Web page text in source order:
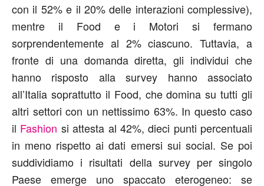
con il 52% e il 20% delle interazioni complessive),
mentre il Food e i Motori si fermano
sorprendentemente al 2% ciascuno. Tuttavia, a
fronte di una domanda diretta, gli individui che
hanno risposto alla survey hanno associato
all’Italia soprattutto il Food, che domina su tutti gli
altri settori con un nettissimo 63%. In questo caso
il Fashion si attesta al 42%, dieci punti percentuali
in meno rispetto ai dati emersi sui social. Se poi
suddividiamo i risultati della survey per singolo
Paese emerge uno spaccato eterogeneo: se